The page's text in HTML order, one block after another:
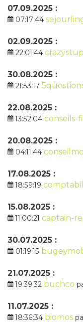
07.09.2025 :
07:17:44
02.09.2025 :
22:01:44
30.08.2025 :
21:53:17
22.08.2025 :
13:52:04 conseils-
20.08.2025 :
04:11:44
17.08.2025 :
18:59:19
15.08.2025 :
11:00:21 captain-
30.07.2025 :
01:19:15
21.07.2025 :
19:39:32 buchco
11.07.2025 :
18:36:34 biomos